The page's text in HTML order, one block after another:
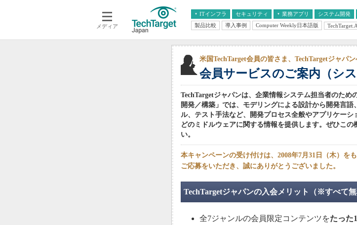
メディア
ITインフラ
クラウド
セキュリティ 業務アプリ
エンタープライズAI
ERP
データ分析
情報系システム
システム開発
経営とIT 医療IT
製品比較 導入事例 Computer Weekly日本語版
会員サービスのご案内（シス
米国TechTarget会員の皆さま、TechTargetジャパ
TechTargetジャパンは、企業情報システム担当者のた
開発／構築」では、モデリングによる設計から開発言
ル、テスト手法など、開発プロセス全般やアプリケー
どのミドルウェアに関する情報を提供します。ぜひこ
い。
本キャンペーンの受け付けは、2008年7月31日（木）を
ご応募をいただき、誠にありがとうございました。
TechTargetジャパンの入会メリット（※すべて無
全7ジャンルの会員限定コンテンツをたった